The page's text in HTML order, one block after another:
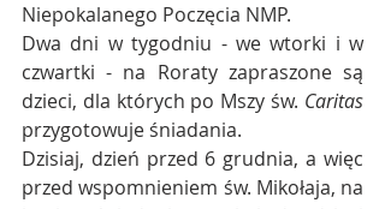
Niepokalanego Poczęcia NMP.
Dwa dni w tygodniu - we wtorki i w
czwartki - na Roraty zapraszone są
dzieci, dla których po Mszy św. Caritas
przygotowuje śniadania.
Dzisiaj, dzień przed 6 grudnia, a więc
przed wspomnieniem św. Mikołaja, na